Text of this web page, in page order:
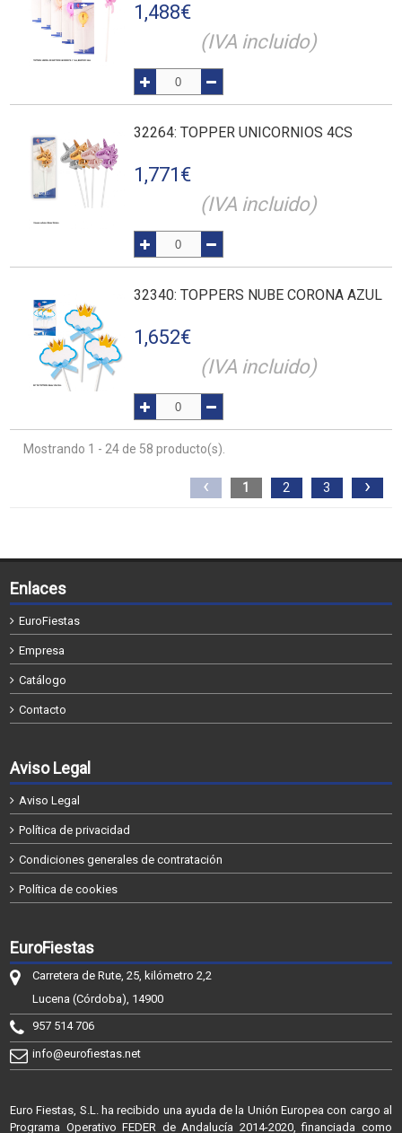
1,488€
(IVA incluido)
32264: TOPPER UNICORNIOS 4CS
1,771 €
(IVA incluido)
32340: TOPPERS NUBE CORONA AZUL
1,652€
(IVA incluido)
Mostrando 1 - 24 de 58 producto(s).
‹ 1 2 3 ›
Enlaces
EuroFiestas
Empresa
Catálogo
Contacto
Aviso Legal
Aviso Legal
Política de privacidad
Condiciones generales de contratación
Política de cookies
EuroFiestas
Carretera de Rute, 25, kilómetro 2,2
Lucena (Córdoba), 14900
957 514 706
info@eurofiestas.net
Euro Fiestas, S.L. ha recibido una ayuda de la Unión Europea con cargo al
Programa Operativo FEDER de Andalucía 2014-2020, financiada como